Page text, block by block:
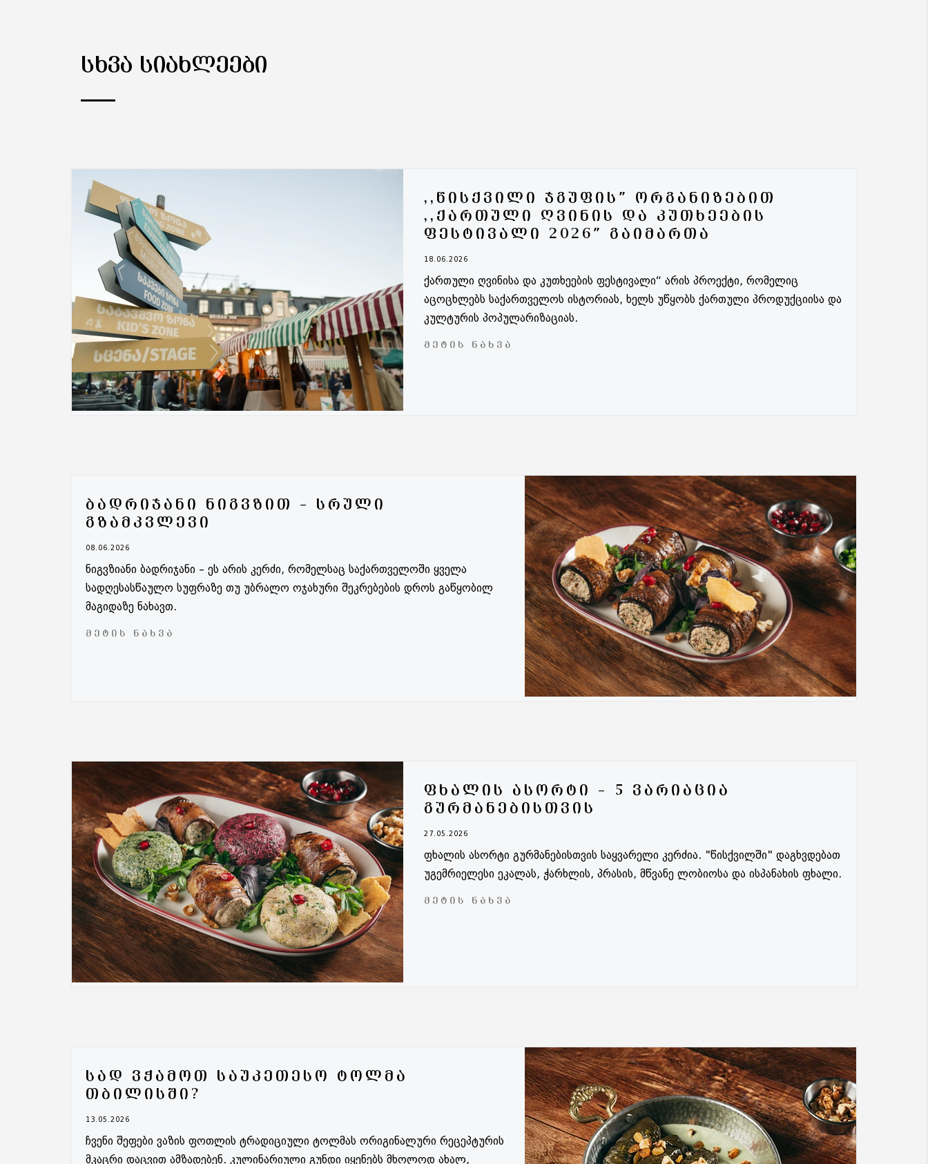
ᲡᲮᲕᲐ ᲡᲘᲐᲮᲚᲔᲔᲑᲘ
,,ᲬᲘᲡᲥᲕᲘᲚᲘ ᲯᲒᲣᲤᲘᲡ” ᲝᲠᲒᲐᲜᲘᲖᲔᲑᲘᲗ
,,ᲥᲐᲠᲗᲣᲚᲘ ᲦᲕᲘᲜᲘᲡ ᲓᲐ ᲙᲣᲗᲮᲔᲔᲑᲘᲡ
ᲤᲔᲡᲢᲘᲕᲐᲚᲘ 2026” ᲒᲐᲘᲛᲐᲠᲗᲐ
18.06.2026
ქართული ღვინისა და კუთხეების ფესტივალი“ არის პროექტი, რომელიც
აცოცხლებს საქართველოს ისტორიას, ხელს უწყობს ქართული პროდუქციისა და
კულტურის პოპულარიზაციას.
ᲛᲔᲢᲘᲡ ᲜᲐᲮᲕᲐ
ᲑᲐᲓᲠᲘᲯᲐᲜᲘ ᲜᲘᲒᲕᲖᲘᲗ – ᲡᲠᲣᲚᲘ
ᲒᲖᲐᲛᲙᲕᲚᲔᲕᲘ
08.06.2026
ნიგვზიანი ბადრიჯანი – ეს არის კერძი, რომელსაც საქართველოში ყველა
სადღესასწაულო სუფრაზე თუ უბრალო ოჯახური შეკრებების დროს გაწყობილ
მაგიდაზე ნახავთ.
ᲛᲔᲢᲘᲡ ᲜᲐᲮᲕᲐ
ᲤᲮᲐᲚᲘᲡ ᲐᲡᲝᲠᲢᲘ – 5 ᲕᲐᲠᲘᲐᲪᲘᲐ
ᲒᲣᲠᲛᲐᲜᲔᲑᲘᲡᲗᲕᲘᲡ
27.05.2026
ფხალის ასორტი გურმანებისთვის საყვარელი კერძია. "წისქვილში" დაგხვდებათ
უგემრიელესი ეკალას, ჭარხლის, პრასის, მწვანე ლობიოსა და ისპანახის ფხალი.
ᲛᲔᲢᲘᲡ ᲜᲐᲮᲕᲐ
ᲡᲐᲓ ᲕᲭᲐᲛᲝᲗ ᲡᲐᲣᲙᲔᲗᲔᲡᲝ ᲢᲝᲚᲛᲐ
ᲗᲑᲘᲚᲘᲡᲨᲘ?
13.05.2026
ჩვენი შეფები ვაზის ფოთლის ტრადიციული ტოლმას ორიგინალური რეცეპტურის
მკაცრი დაცვით ამზადებენ. კულინარიული გუნდი იყენებს მხოლოდ ახალ,